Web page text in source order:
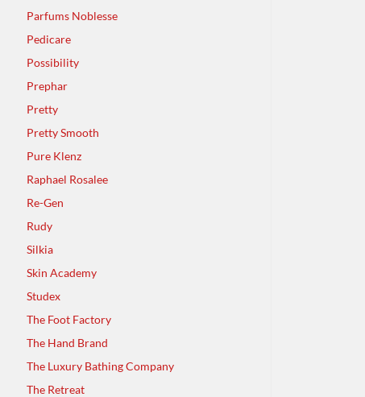
Parfums Noblesse
Pedicare
Possibility
Prephar
Pretty
Pretty Smooth
Pure Klenz
Raphael Rosalee
Re-Gen
Rudy
Silkia
Skin Academy
Studex
The Foot Factory
The Hand Brand
The Luxury Bathing Company
The Retreat